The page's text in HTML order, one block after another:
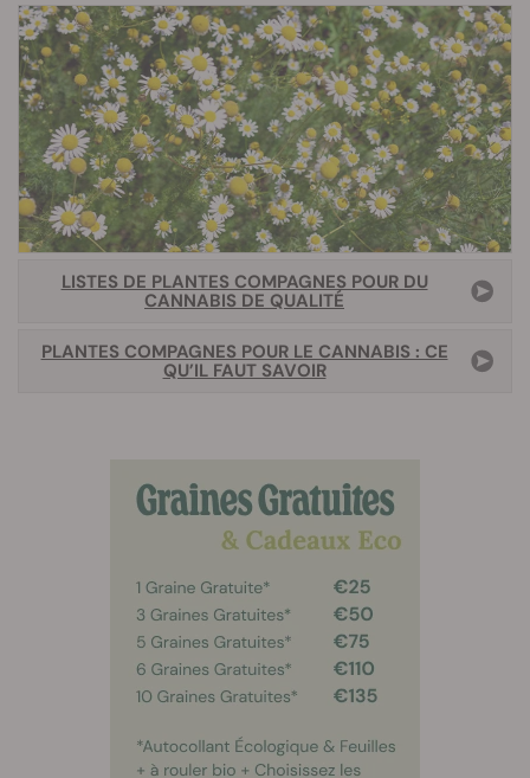
LISTES DE PLANTES COMPAGNES POUR DU
CANNABIS DE QUALITÉ
PLANTES COMPAGNES POUR LE CANNABIS : CE
QU’IL FAUT SAVOIR